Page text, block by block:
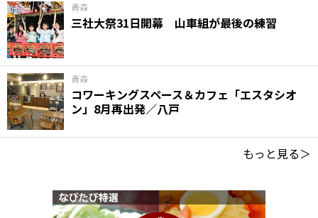
青森
三社大祭31日開幕 山車組が最後の練習
青森
コワーキングスペース＆カフェ「エスタシオ
ン」8月再出発／八戸
もっと見る＞